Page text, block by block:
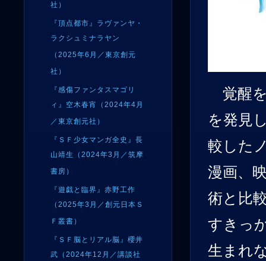
社）
『頂点都市』ラヴァンヤ・
ラクシュミナラヤン
（2025年6月／東京創元
社）
『感傷ファンタスマゴリ
ィ』空木春宵（2024年4月
／東京創元社）
『ＳＦ少女マンガ全史』長
山靖生（2024年3月／筑摩
書房）
『遊戯と臨界』赤野工作
（2025年3月／創元日本Ｓ
Ｆ叢書）
『ＳＦ脳とリアル脳』櫻井
武（2024年12月／講談社
覚醒
を発見
較した
漫画、
術と比
すきっ
生まれ